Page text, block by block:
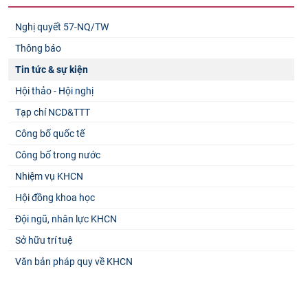
Nghị quyết 57-NQ/TW
Thông báo
Tin tức & sự kiện
Hội thảo - Hội nghị
Tạp chí NCD&TTT
Công bố quốc tế
Công bố trong nước
Nhiệm vụ KHCN
Hội đồng khoa học
Đội ngũ, nhân lực KHCN
Sở hữu trí tuệ
Văn bản pháp quy về KHCN